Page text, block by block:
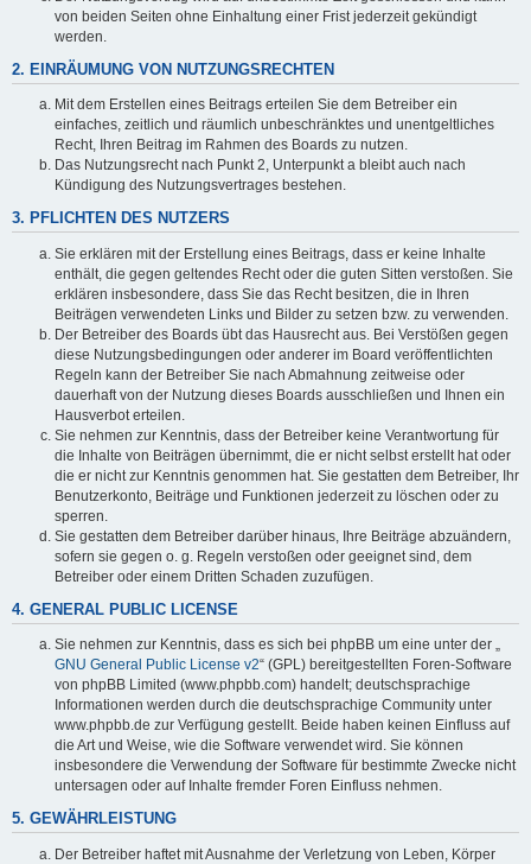
von beiden Seiten ohne Einhaltung einer Frist jederzeit gekündigt
werden.
2. EINRÄUMUNG VON NUTZUNGSRECHTEN
Mit dem Erstellen eines Beitrags erteilen Sie dem Betreiber ein
einfaches, zeitlich und räumlich unbeschränktes und unentgeltliches
Recht, Ihren Beitrag im Rahmen des Boards zu nutzen.
Das Nutzungsrecht nach Punkt 2, Unterpunkt a bleibt auch nach
Kündigung des Nutzungsvertrages bestehen.
3. PFLICHTEN DES NUTZERS
Sie erklären mit der Erstellung eines Beitrags, dass er keine Inhalte
enthält, die gegen geltendes Recht oder die guten Sitten verstoßen. Sie
erklären insbesondere, dass Sie das Recht besitzen, die in Ihren
Beiträgen verwendeten Links und Bilder zu setzen bzw. zu verwenden.
Der Betreiber des Boards übt das Hausrecht aus. Bei Verstößen gegen
diese Nutzungsbedingungen oder anderer im Board veröffentlichten
Regeln kann der Betreiber Sie nach Abmahnung zeitweise oder
dauerhaft von der Nutzung dieses Boards ausschließen und Ihnen ein
Hausverbot erteilen.
Sie nehmen zur Kenntnis, dass der Betreiber keine Verantwortung für
die Inhalte von Beiträgen übernimmt, die er nicht selbst erstellt hat oder
die er nicht zur Kenntnis genommen hat. Sie gestatten dem Betreiber, Ihr
Benutzerkonto, Beiträge und Funktionen jederzeit zu löschen oder zu
sperren.
Sie gestatten dem Betreiber darüber hinaus, Ihre Beiträge abzuändern,
sofern sie gegen o. g. Regeln verstoßen oder geeignet sind, dem
Betreiber oder einem Dritten Schaden zuzufügen.
4. GENERAL PUBLIC LICENSE
Sie nehmen zur Kenntnis, dass es sich bei phpBB um eine unter der „
GNU General Public License v2“ (GPL) bereitgestellten Foren-Software
von phpBB Limited (www.phpbb.com) handelt; deutschsprachige
Informationen werden durch die deutschsprachige Community unter
www.phpbb.de zur Verfügung gestellt. Beide haben keinen Einfluss auf
die Art und Weise, wie die Software verwendet wird. Sie können
insbesondere die Verwendung der Software für bestimmte Zwecke nicht
untersagen oder auf Inhalte fremder Foren Einfluss nehmen.
5. GEWÄHRLEISTUNG
Der Betreiber haftet mit Ausnahme der Verletzung von Leben, Körper